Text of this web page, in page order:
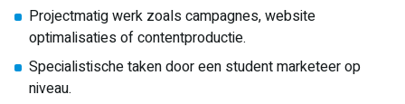
Projectmatig werk zoals campagnes, website
optimalisaties of contentproductie.
Specialistische taken door een student marketeer op
niveau.